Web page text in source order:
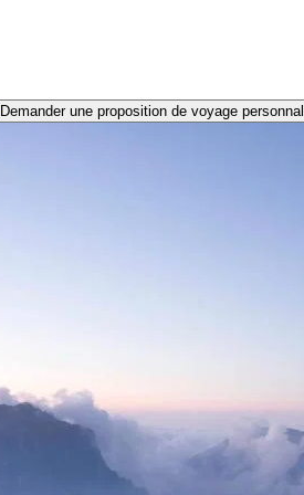
Demander une proposition de voyage